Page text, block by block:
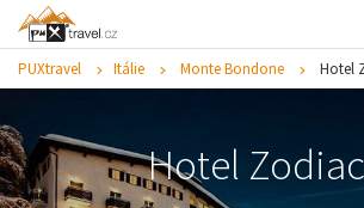
PUXtravel Itálie Monte Bondone Hotel
Hotel